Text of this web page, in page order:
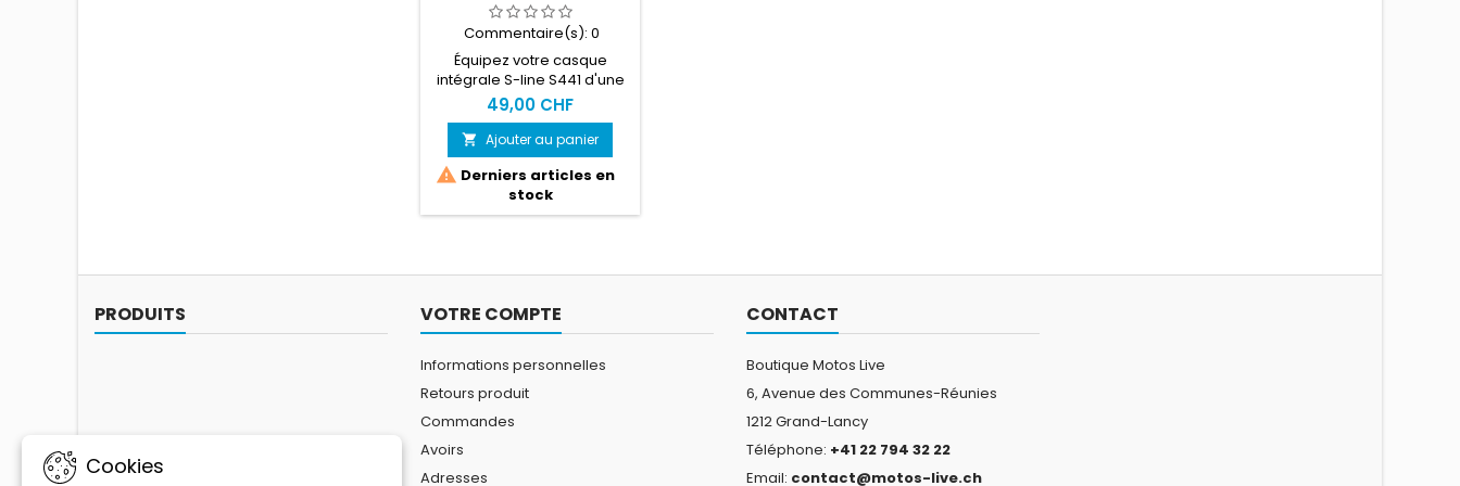
Commentaire(s): 0
Équipez votre casque
intégrale S-line S441 d'une
visière fumée foncé.
49,00 CHF
 Ajouter au panier
 Derniers articles en
stock
PRODUITS VOTRE COMPTE
Informations personnelles
Retours produit
Commandes
Avoirs
Adresses
CONTACT
Boutique Motos Live
6, Avenue des Communes-Réunies
1212 Grand-Lancy
Téléphone: +41 22 794 32 22
Email: contact@motos-live.ch
Cookies